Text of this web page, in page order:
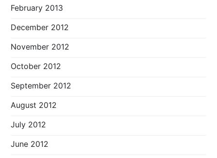
February 2013
December 2012
November 2012
October 2012
September 2012
August 2012
July 2012
June 2012